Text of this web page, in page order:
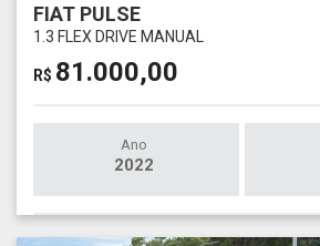
FIAT PULSE
1.3 FLEX DRIVE MANUAL
R$ 81.000,00
Ano
2022